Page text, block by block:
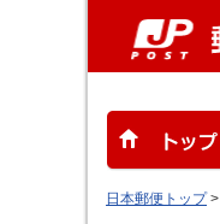
日本郵便トップ>